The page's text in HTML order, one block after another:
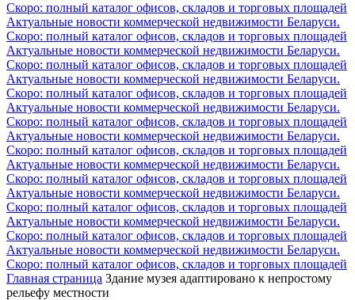
Скоро: полный каталог офисов, складов и торговых площадей
Актуальные новости коммерческой недвижимости Беларуси.
Скоро: полный каталог офисов, складов и торговых площадей
Актуальные новости коммерческой недвижимости Беларуси.
Скоро: полный каталог офисов, складов и торговых площадей
Актуальные новости коммерческой недвижимости Беларуси.
Скоро: полный каталог офисов, складов и торговых площадей
Актуальные новости коммерческой недвижимости Беларуси.
Скоро: полный каталог офисов, складов и торговых площадей
Актуальные новости коммерческой недвижимости Беларуси.
Скоро: полный каталог офисов, складов и торговых площадей
Актуальные новости коммерческой недвижимости Беларуси.
Скоро: полный каталог офисов, складов и торговых площадей
Актуальные новости коммерческой недвижимости Беларуси.
Скоро: полный каталог офисов, складов и торговых площадей
Актуальные новости коммерческой недвижимости Беларуси.
Скоро: полный каталог офисов, складов и торговых площадей
Актуальные новости коммерческой недвижимости Беларуси.
Скоро: полный каталог офисов, складов и торговых площадей
Главная страница Здание музея адаптировано к непростому
рельефу местности